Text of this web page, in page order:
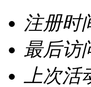
注册时
最后访
上次活